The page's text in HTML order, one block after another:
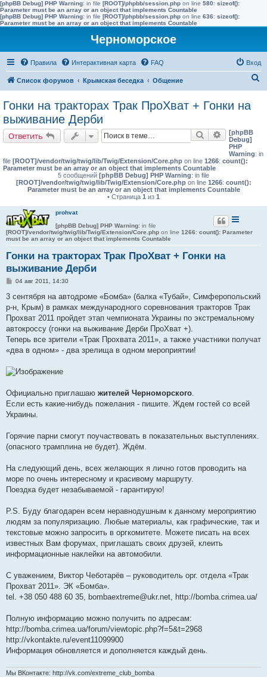
[phpBB Debug] PHP Warning: in file [ROOT]/phpbb/session.php on line 580: sizeof():
Parameter must be an array or an object that implements Countable
[phpBB Debug] PHP Warning: in file [ROOT]/phpbb/session.php on line 636: sizeof():
Parameter must be an array or an object that implements Countable
Черноморское
Правила Интерактивная карта FAQ Вход
Список форумов Крымская беседка Общение
Гонки на тракторах Трак ПроХват + Гонки на
выживание Дерби
Ответить Поиск
[phpBB
Debug]
PHP
Warning: in
file [ROOT]/vendor/twig/twig/lib/Twig/Extension/Core.php on line 1266: count():
Parameter must be an array or an object that implements Countable
5 сообщений [phpBB Debug] PHP Warning: in file
[ROOT]/vendor/twig/twig/lib/Twig/Extension/Core.phpon line 1266: count():
Parameter must be an array or an object that implements Countable
• Страница 1 из 1
prohvat
[phpBB Debug] PHP Warning: in file
[ROOT]/vendor/twig/twig/lib/Twig/Extension/Core.php on line 1266: count(): Parameter
must be an array or an object that implements Countable
Гонки на тракторах Трак ПроХват + Гонки на
выживание Дерби
С
о
щ
е
и
е
04 авг 2011, 14:30
3 сентября на автодроме «Бомба» (балка «Тубай», Симферопольский
р-н, Крым) в рамках международного соревнования тракторов Трак
Прохват 2011 пройдет этап чемпионата Украины по экстремальному
автокроссу (гонки на выживание Дерби ПроХват +).
Теперь все зрители «Трак Прохвата 2011», а также участники получат
«два в одном» - два зрелища в одном мероприятии!
Официально приглашаю жителей Черноморского.
Если есть какие-нибудь пожелания - пишите. Ждем гостей со всей
Украины.
Горячие парни смогут поучаствовать в показательных выступлениях.
(опасного трамплина не будет). Ждём.
На следующий день, всех желающих я лично готов проводить на
море по очень интересному и красивому маршруту.
Поездка будет незабываемой - гарантирую!
P.S. Буду благодарен всем неравнодушным к данному мероприятию
людям за популяризацию. Любые материалы, как графические, так и
текстовые можно запросить в оргкомитете. Можете писать на всех
известных Вам форумах, приглашать своих друзей, клеить
информационные наклейки на автомобили.
С уважением, Виктор Чеботарёв – руководитель орг. отдела «Трак
Прохват 2011». ЭК «Бомба».
tel. +38 050 488 60 35, bombaextreme@ukr.net, http://bomba.crimea.ua/
Полную информацию можно получить по адресам:
http://bomba.crimea.ua/forum/viewtopic.php?f=5&t=2968
http://vkontakte.ru/event11099900
Информация обновляется и дополняется каждый день.
Мы ВКонтакте: http://vk.com/extreme_club_bomba